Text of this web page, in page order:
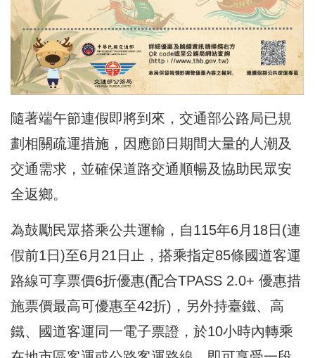
隨著端午節連假即將到來，交通部公路局已規
劃相關疏運措施，因應節日期間大量的人潮及
交通需求，並確保道路交通順暢及協助民眾安
全返鄉。
為鼓勵民眾搭乘公共運輸，自115年6月18日(連
假前1日)至6月21日止，搭乘指定85條國道客運
路線可享票價6折優惠(配合TPASS 2.0+ 優惠措
施票價最高可優惠至42折)，另外持臺鐵、高
鐵、國道客運同一電子票證，於10小時內轉乘